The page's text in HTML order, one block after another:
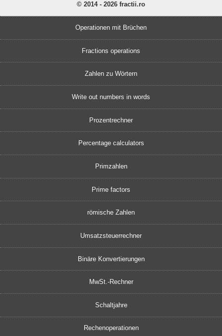
© 2014 - 2026 fractii.ro
Operationen mit Brüchen
Fractions operations
Zahlen zu Wörtern
Write out numbers in words
Prozentrechner
Percentage calculators
Primzahlen
Prime factors
römische Zahlen
Umsatzsteuerrechner
Binäre Konvertierungen
MwSt.-Rechner
Schaltjahre
Rechenoperationen